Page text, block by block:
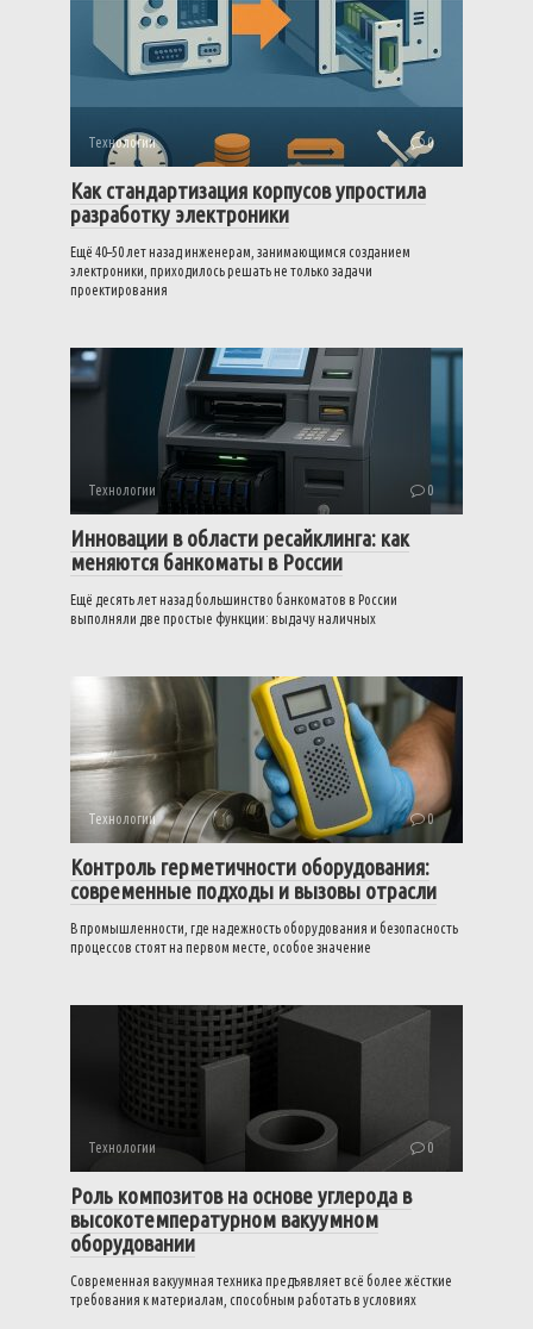
Технологии 0
Как стандартизация корпусов упростила
разработку электроники
Ещё 40–50 лет назад инженерам, занимающимся созданием
электроники, приходилось решать не только задачи
проектирования
Технологии 0
Инновации в области ресайклинга: как
меняются банкоматы в России
Ещё десять лет назад большинство банкоматов в России
выполняли две простые функции: выдачу наличных
Технологии 0
Контроль герметичности оборудования:
современные подходы и вызовы отрасли
В промышленности, где надежность оборудования и безопасность
процессов стоят на первом месте, особое значение
Технологии 0
Роль композитов на основе углерода в
высокотемпературном вакуумном
оборудовании
Современная вакуумная техника предъявляет всё более жёсткие
требования к материалам, способным работать в условиях